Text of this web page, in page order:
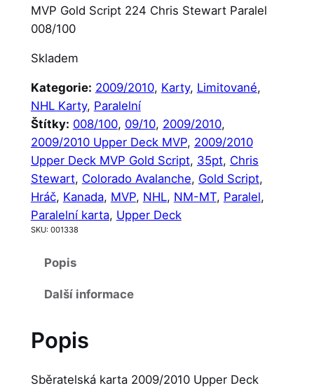
MVP Gold Script 224 Chris Stewart Paralel
008/100
Skladem
Kategorie: 2009/2010, Karty, Limitované
NHL Karty, Paralelní
Štítky: 008/100, 09/10, 2009/2010
2009/2010 Upper Deck MVP, 2009/2010
Upper Deck MVP Gold Script, 35pt, Chris
Stewart, Colorado Avalanche, Gold Script
Hráč, Kanada, MVP, NHL, NM-MT, Paralel
Paralelní karta, Upper Deck
SKU: 001338
Popis
Další informace
Popis
Sběratelská karta 2009/2010 Upper Deck